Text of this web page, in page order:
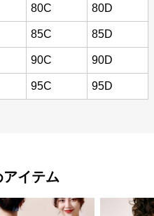
80C 80D
85C 85D
90C 90D
95C 95D
イテム